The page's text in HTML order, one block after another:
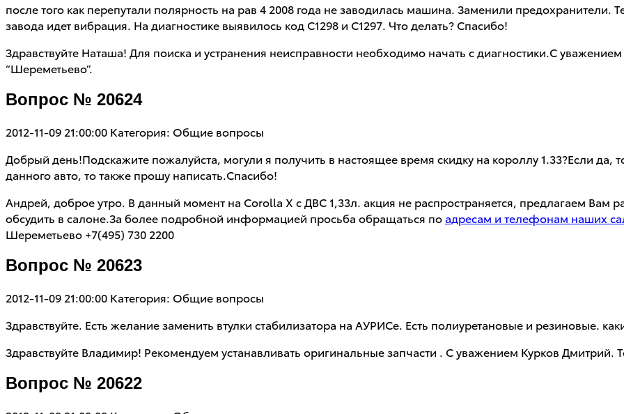
после того как перепутали полярность на рав 4 2008 года не заводилась машина. Заменили предохранители.
завода идет вибрация. На диагностике выявилось код С1298 и С1297. Что делать? Спасибо!
Здравствуйте Наташа! Для поиска и устранения неисправности необходимо начать с диагностики.С
“Шереметьево”.
Вопрос № 20624
2012-11-09 21:00:00 Категория: Общие вопросы
Добрый день!Подскажите пожалуйста, могули я получить в настоящее время скидку на короллу 1.33?Если да,
данного авто, то также прошу написать.Спасибо!
Андрей, доброе утро. В данный момент на Corolla X с ДВС 1,33л. акция не распространяется, предлагаем Вам
обсудить в салоне.За более подробной информацией просьба обращаться по адресам и телефонам наших
Шереметьево +7(495) 730 2200
Вопрос № 20623
2012-11-09 21:00:00 Категория: Общие вопросы
Здравствуйте. Есть желание заменить втулки стабилизатора на АУРИСе. Есть полиуретановые и резиновые.
Здравствуйте Владимир! Рекомендуем устанавливать оригинальные запчасти . С уважением Курков Дмитрий.
Вопрос № 20622